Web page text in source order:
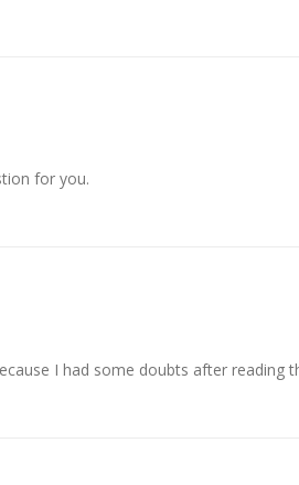
for you.
I had some doubts after reading